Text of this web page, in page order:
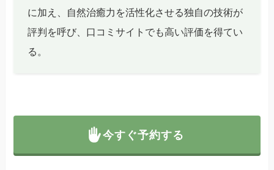
に加え、自然治癒力を活性化させる独自の技術が
評判を呼び、口コミサイトでも高い評価を得てい
る。
今すぐ予約する